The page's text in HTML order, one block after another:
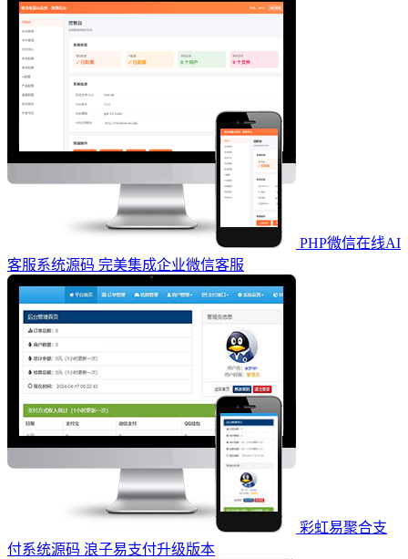
PHP微信在线AI
客服系统源码 完美集成企业微信客服
彩虹易聚合支
付系统源码 浪子易支付升级版本